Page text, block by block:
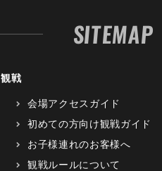
SITEMAP
観戦
会場アクセスガイド
初めての方向け観戦ガイド
お子様連れのお客様へ
観戦ルールについて